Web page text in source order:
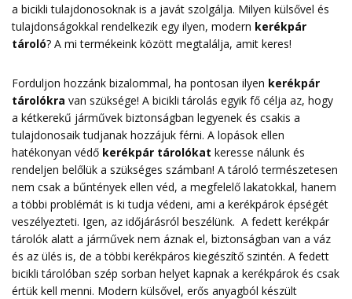
a bicikli tulajdonosoknak is a javát szolgálja. Milyen külsővel és
tulajdonságokkal rendelkezik egy ilyen, modern kerékpár
tároló? A mi termékeink között megtalálja, amit keres!
Forduljon hozzánk bizalommal, ha pontosan ilyen kerékpár
tárolókra van szüksége! A bicikli tárolás egyik fő célja az, hogy
a kétkerekű járművek biztonságban legyenek és csakis a
tulajdonosaik tudjanak hozzájuk férni. A lopások ellen
hatékonyan védő kerékpár tárolókat keresse nálunk és
rendeljen belőlük a szükséges számban! A tároló természetesen
nem csak a bűntények ellen véd, a megfelelő lakatokkal, hanem
a többi problémát is ki tudja védeni, ami a kerékpárok épségét
veszélyezteti. Igen, az időjárásról beszélünk. A fedett kerékpár
tárolók alatt a járművek nem áznak el, biztonságban van a váz
és az ülés is, de a többi kerékpáros kiegészítő szintén. A fedett
bicikli tárolóban szép sorban helyet kapnak a kerékpárok és csak
értük kell menni. Modern külsővel, erős anyagból készült